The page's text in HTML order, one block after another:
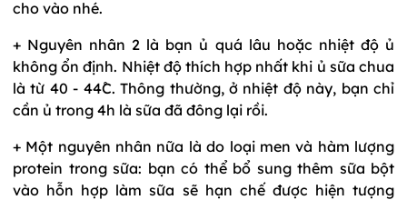
cho vào nhé.
+ Nguyên nhân 2 là bạn ủ quá lâu hoặc nhiệt độ ủ
không ổn định. Nhiệt độ thích hợp nhất khi ủ sữa chua
là từ 40 - 44C. Thông thường, ở nhiệt độ này, bạn chỉ
cần ủ trong 4h là sữa đã đông lại rồi.
+ Một nguyên nhân nữa là do loại men và hàm lượng
protein trong sữa: bạn có thể bổ sung thêm sữa bột
vào hỗn hợp làm sữa sẽ hạn chế được hiện tượng